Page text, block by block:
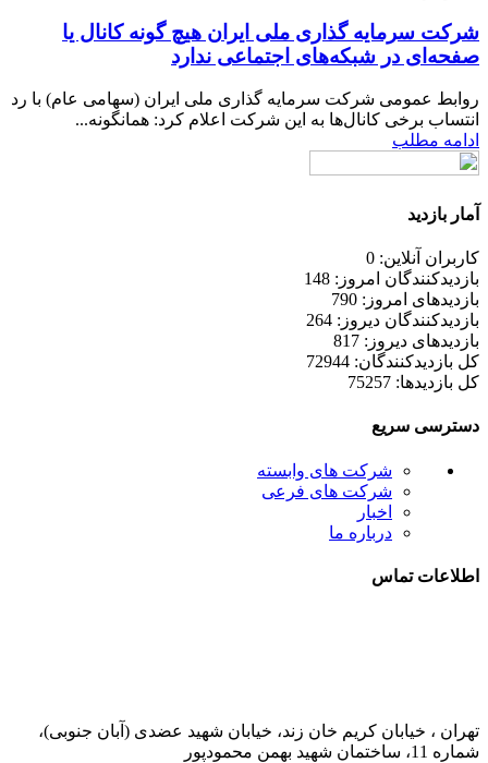
شرکت سرمایه گذاری ملی ایران هیچ گونه کانال یا
صفحه‌ای در شبکه‌های اجتماعی ندارد
روابط عمومی شرکت سرمایه گذاری ملی ایران (سهامی عام) با رد
انتساب برخی کانال‌ها به این شرکت اعلام کرد: همانگونه...
ادامه مطلب
آمار بازدید
کاربران آنلاین: 0
بازدیدکنندگان امروز: 148
بازدیدهای امروز: 790
بازدیدکنندگان دیروز: 264
بازدیدهای دیروز: 817
کل بازدیدکنند‌گان: 72944
کل بازدیدها: 75257
دسترسی سریع
شرکت های وابسته
شرکت های فرعی
اخبار
درباره ما
اطلاعات تماس
تهران ، خیابان کریم خان زند، خیابان شهید عضدی (آبان جنوبی)،
شماره 11، ساختمان شهید بهمن محمودپور